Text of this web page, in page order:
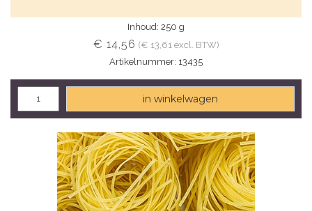
Inhoud: 250 g
€ 14,56 (€ 13,61 excl. BTW)
Artikelnummer: 13435
in winkelwagen